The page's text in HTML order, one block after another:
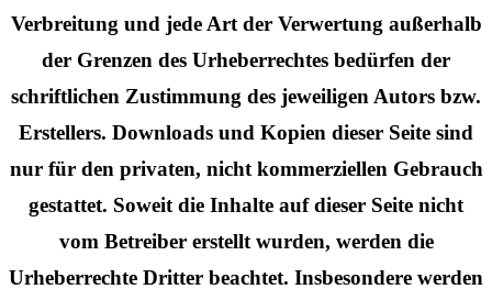
Verbreitung und jede Art der Verwertung außerhalb
der Grenzen des Urheberrechtes bedürfen der
schriftlichen Zustimmung des jeweiligen Autors bzw.
Erstellers. Downloads und Kopien dieser Seite sind
nur für den privaten, nicht kommerziellen Gebrauch
gestattet. Soweit die Inhalte auf dieser Seite nicht
vom Betreiber erstellt wurden, werden die
Urheberrechte Dritter beachtet. Insbesondere werden